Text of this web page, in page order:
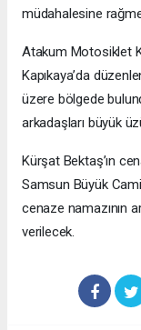
müdahalesine
Atakum Motosiklet
Kapıkaya’da
üzere bölgede
arkadaşları büyük
Kürşat Bektaş’ın
Samsun Büyük
cenaze namazının
verilecek.